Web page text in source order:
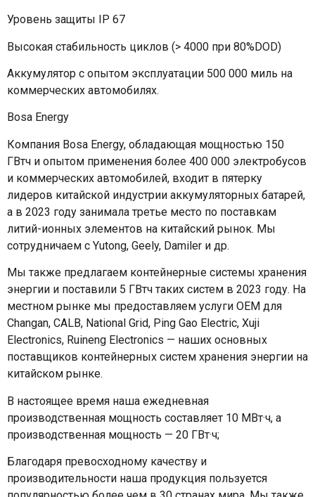
Уровень защиты IP 67
Высокая стабильность циклов (> 4000 при 80%DOD)
Аккумулятор с опытом эксплуатации 500 000 миль на
коммерческих автомобилях.
Bosa Energy
Компания Bosa Energy, обладающая мощностью 150
ГВтч и опытом применения более 400 000 электробусов
и коммерческих автомобилей, входит в пятерку
лидеров китайской индустрии аккумуляторных батарей,
а в 2023 году занимала третье место по поставкам
литий-ионных элементов на китайский рынок. Мы
сотрудничаем с Yutong, Geely, Damiler и др.
Мы также предлагаем контейнерные системы хранения
энергии и поставили 5 ГВтч таких систем в 2023 году. На
местном рынке мы предоставляем услуги OEM для
Changan, CALB, National Grid, Ping Gao Electric, Xuji
Electronics, Ruineng Electronics — наших основных
поставщиков контейнерных систем хранения энергии на
китайском рынке.
В настоящее время наша ежедневная
производственная мощность составляет 10 МВт·ч, а
производственная мощность — 20 ГВт·ч;
Благодаря превосходному качеству и
производительности наша продукция пользуется